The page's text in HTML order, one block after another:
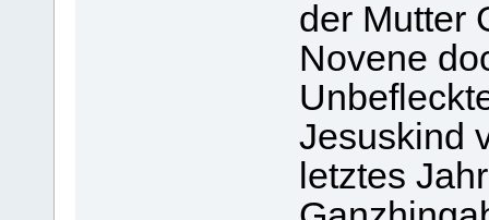
der Mutter
Novene
Jesuskind
letztes